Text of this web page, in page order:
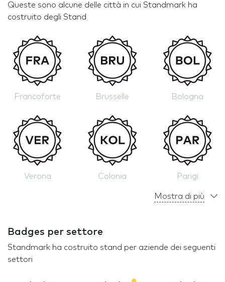
Queste sono alcune delle città in cui Standmark ha
costruito degli Stand
Francoforte Brusselle Bologna
Verona Colonia Parigi
Mostra di più
Badges per settore
Standmark ha costruito stand per aziende dei seguenti
settori